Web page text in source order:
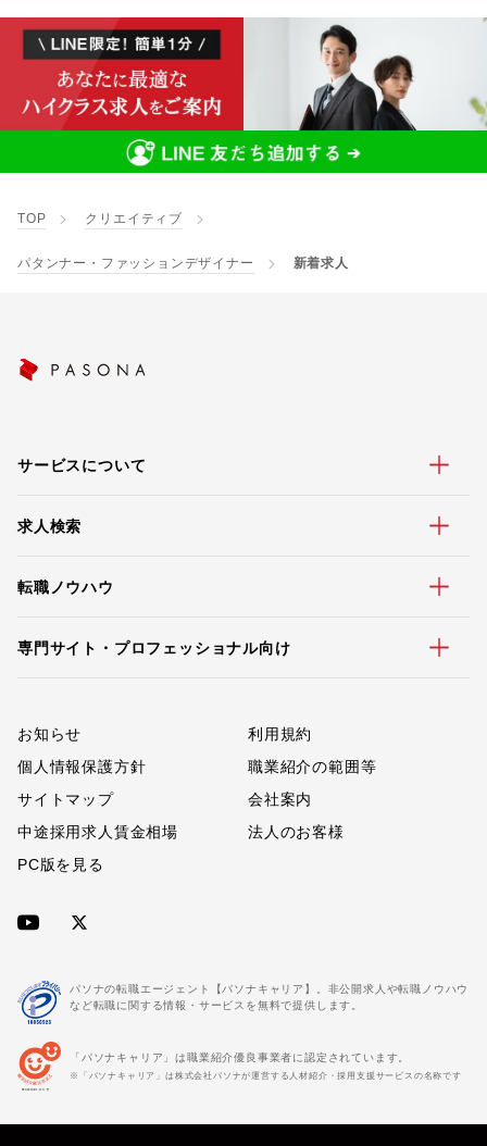
TOP クリエイティブ
パタンナー・ファッションデザイナー 新着求人
サービスについて
求人検索
転職ノウハウ
専門サイト・プロフェッショナル向け
お知らせ
利用規約
個人情報保護方針
職業紹介の範囲等
サイトマップ
会社案内
中途採用求人賃金相場
法人のお客様
PC版を見る
パソナの転職エージェント【パソナキャリア】。非公開求人や転職ノウハウ
など転職に関する情報・サービスを無料で提供します。
「パソナキャリア」は職業紹介優良事業者に認定されています。
※「パソナキャリア」は株式会社パソナが運営する人材紹介・採用支援サービスの名称です